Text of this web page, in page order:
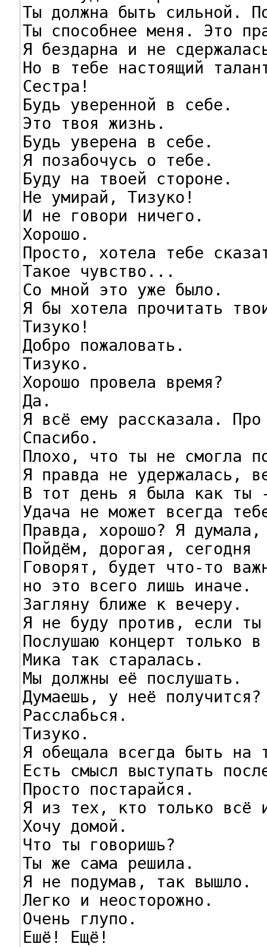
Ты должна быть сильной.
Ты способнее меня. Это
Я бездарна и не
Но в тебе настоящий
Сестра!
Будь уверенной в себе.
Это твоя жизнь.
Будь уверена в себе.
Я позабочусь о тебе.
Буду на твоей стороне.
Не умирай, Тизуко!
И не говори ничего.
Хорошо.
Просто, хотела тебе
Такое чувство...
Со мной это уже было.
Я бы хотела прочитать
Тизуко!
Добро пожаловать.
Тизуко.
Хорошо провела время?
Да.
Я всё ему рассказала.
Спасибо.
Плохо, что ты не смогла
Я правда не удержалась,
В тот день я была как ты
Удача не может всегда
Правда, хорошо? Я
Пойдём, дорогая, сегодня
Говорят, будет что-то
но это всего лишь иначе.
Загляну ближе к вечеру.
Я не буду против, если ты
Послушаю концерт только
Мика так старалась.
Мы должны её послушать.
Думаешь, у неё получится?
Расслабься.
Тизуко.
Я обещала всегда быть на
Есть смысл выступать
Просто постарайся.
Я из тех, кто только всё
Хочу домой.
Что ты говоришь?
Ты же сама решила.
Я не подумав, так вышло.
Легко и неосторожно.
Очень глупо.
Ешё! Ещё!